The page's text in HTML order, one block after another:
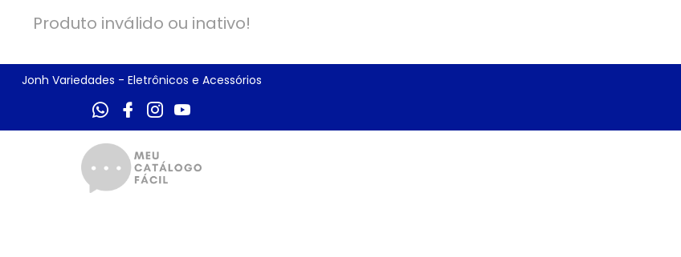
Produto inválido ou inativo!
Jonh Variedades - Eletrônicos e Acessórios